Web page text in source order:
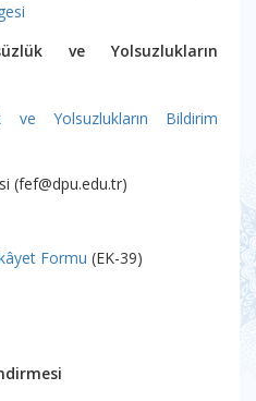
ve Yolsuzlukların
ve Yolsuzlukların Bildirim
(fef@dpu.edu.tr)
Formu (EK-39)